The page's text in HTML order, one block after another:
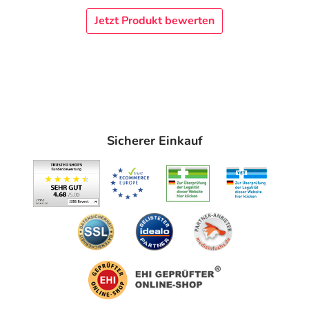
Erwachsene und Jugendliche ab 12 Jahren 1- bis 3-mal
täglich 1–2 Tabletten
Wochen abgeschlossen sein. Tritt innerhalb von 3 Tagen
keine Besserung ein, ist ein Arzt/eine Ärztin aufzusuchen.
Die Dauer der Behandlung chronischer Erkrankungen
erfordert eine ärztliche Rücksprache. Bei neu
auftretenden, anhaltenden oder unklaren Beschwerden
suchen Sie bitte einen Arzt/eine Ärztin auf.
Enthält Lactose und Weizenstärke – Packungsbeilage
Jetzt Produkt bewerten
Sicherer Einkauf